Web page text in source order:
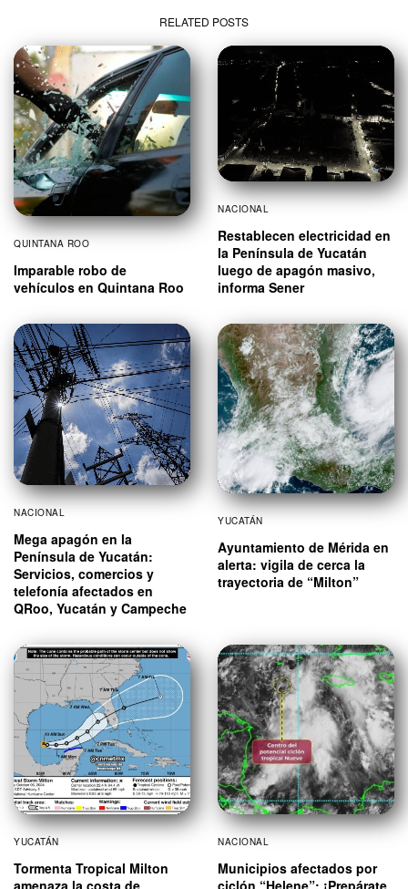
RELATED POSTS
QUINTANA ROO
Imparable robo de
vehículos en Quintana Roo
NACIONAL
Restablecen electricidad en
la Península de Yucatán
luego de apagón masivo,
informa Sener
NACIONAL
Mega apagón en la
Península de Yucatán:
Servicios, comercios y
telefonía afectados en
QRoo, Yucatán y Campeche
YUCATÁN
Ayuntamiento de Mérida en
alerta: vigila de cerca la
trayectoria de “Milton”
YUCATÁN
Tormenta Tropical Milton
amenaza la costa de
NACIONAL
Municipios afectados por
ciclón “Helene”: ¡Prepárate